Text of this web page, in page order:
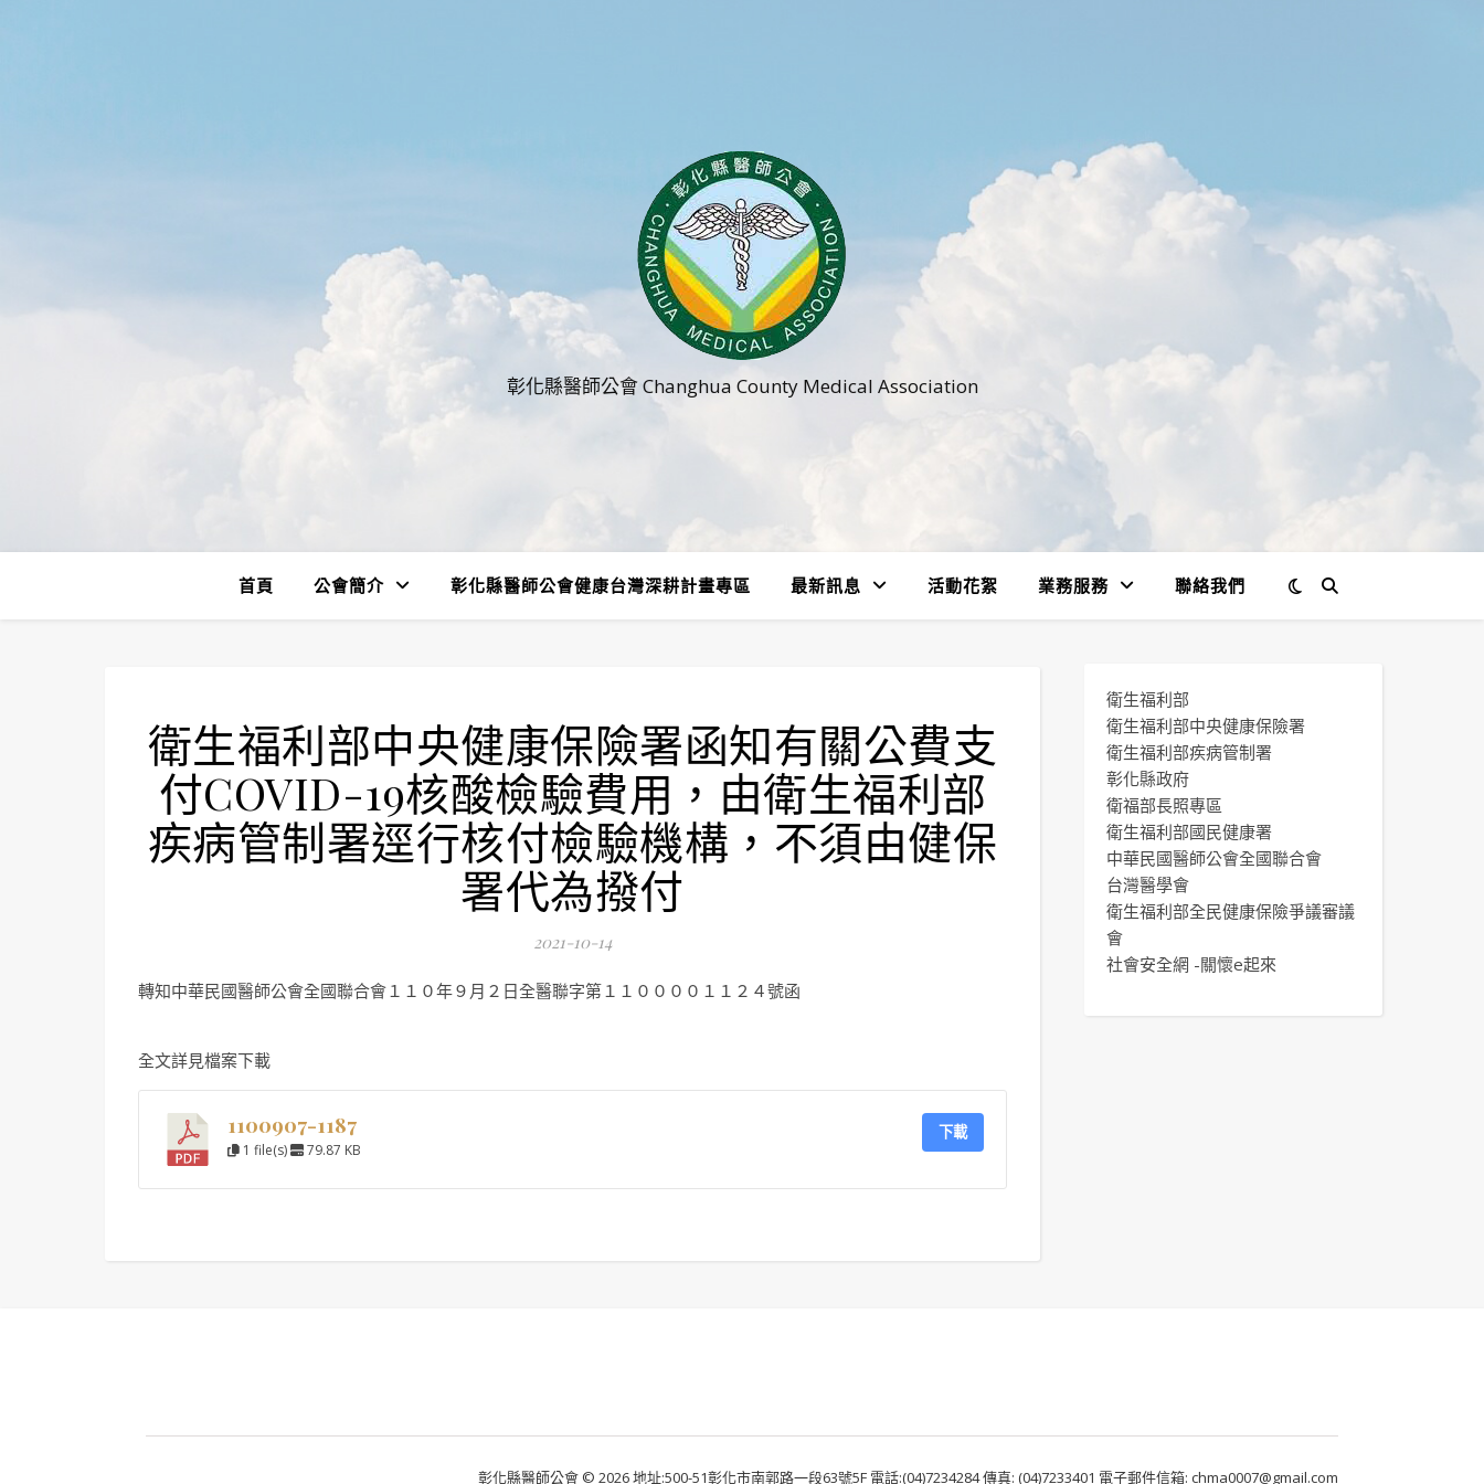
彰化縣醫師公會 Changhua County Medical Association
首頁 公會簡介 彰化縣醫師公會健康台灣深耕計畫專區 最新訊息 活動花絮 業務服務 聯絡我們
衛生福利部中央健康保險署函知有關公費支
付COVID-19核酸檢驗費用，由衛生福利部
疾病管制署逕行核付檢驗機構，不須由健保
署代為撥付
2021-10-14
轉知中華民國醫師公會全國聯合會１１０年９月２日全醫聯字第１１００００１１２４號函
全文詳見檔案下載
1100907-1187
1 file(s) 79.87 KB
下載
衛生福利部
衛生福利部中央健康保險署
衛生福利部疾病管制署
彰化縣政府
衛福部長照專區
衛生福利部國民健康署
中華民國醫師公會全國聯合會
台灣醫學會
衛生福利部全民健康保險爭議審議
會
社會安全網 -關懷e起來
彰化縣醫師公會 © 2026 地址:500-51彰化市南郭路一段63號5F 電話:(04)7234284 傳真: (04)7233401 電子郵件信箱: chma0007@gmail.com